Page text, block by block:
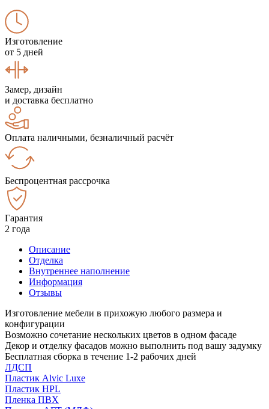
Изготовление
от 5 дней
Замер, дизайн
и доставка бесплатно
Оплата наличными, безналичный расчёт
Беспроцентная рассрочка
Гарантия
2 года
Описание
Отделка
Внутреннее наполнение
Информация
Отзывы
Изготовление мебели в прихожую любого размера и
конфигурации
Возможно сочетание нескольких цветов в одном фасаде
Декор и отделку фасадов можно выполнить под вашу задумку
Бесплатная сборка в течение 1-2 рабочих дней
ЛДСП
Пластик Alvic Luxe
Пластик HPL
Пленка ПВХ